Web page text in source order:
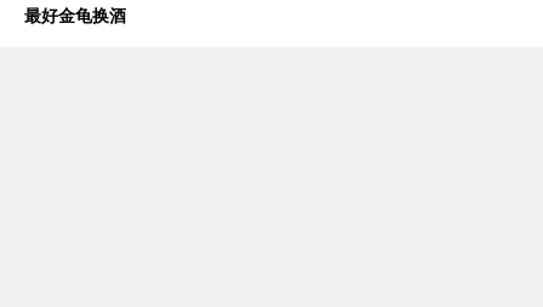
最好金龟换酒